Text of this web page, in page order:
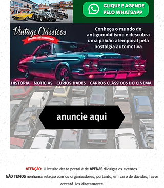
ATENÇÃO: O intuito deste portal é de APENAS divulgar os eventos.
NÃO TEMOS nenhuma relação com os organizadores, portanto, em caso de dúvidas, favor
contatá-los diretamente.